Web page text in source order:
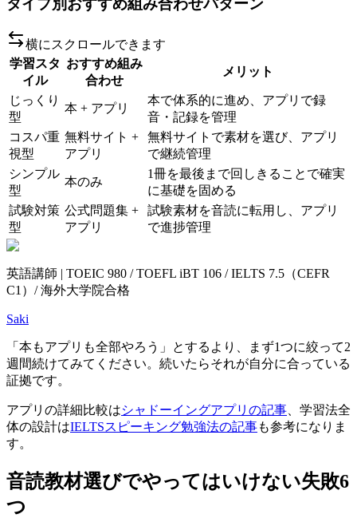
タイプ別おすすめ組み合わせパターン
横にスクロールできます
学習スタ
イル
おすすめ組み
合わせ
メリット
じっくり
型
本 + アプリ
本で体系的に進め、アプリで録
音・記録を管理
コスパ重
視型
無料サイト +
アプリ
無料サイトで素材を選び、アプリ
で継続管理
シンプル
型
本のみ
1冊を最後まで回しきることで確実
に基礎を固める
試験対策
型
公式問題集 +
アプリ
試験素材を音読に転用し、アプリ
で進捗管理
英語講師 | TOEIC 980 / TOEFL iBT 106 / IELTS 7.5（CEFR
C1）/ 海外大学院合格
Saki
「本もアプリも全部やろう」とするより、まず1つに絞って2
週間続けてみてください。続いたらそれが自分に合っている
証拠です。
アプリの詳細比較はシャドーイングアプリの記事 、学習法全
体の設計はIELTSスピーキング勉強法の記事も参考になりま
す。
音読教材選びでやってはいけない失敗6
つ